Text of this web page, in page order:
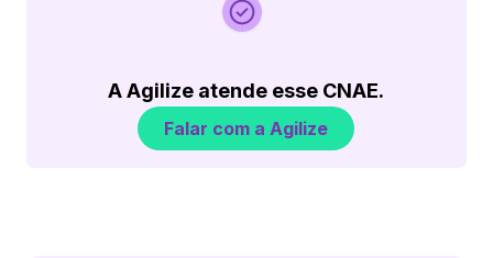
A Agilize atende esse CNAE.
Falar com a Agilize